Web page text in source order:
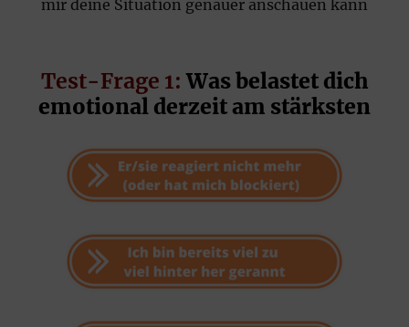
mir deine Situation genauer anschauen kann
Test-Frage 1: Was belastet dich
emotional derzeit am stärksten